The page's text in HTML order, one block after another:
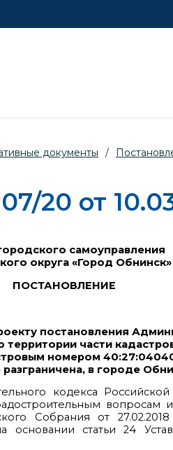
документы /
20 от
самоуправления
округа «Город Обнинск»
ПОСТАНОВЛЕНИЕ
постановления
части
номером
в городе
кодекса
вопросам
Собрания от
статьи 24